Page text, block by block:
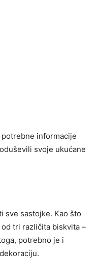
informacije
svoje ukućane
sve sastojke. Kao što
tri različita biskvita –
potrebno je i